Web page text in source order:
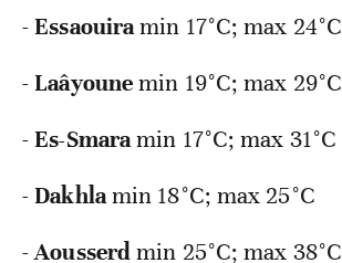
-Essaouiramin 17°C; max 24°C
-Laâyounemin 19°C; max 29°C
-Es-Smaramin 17°C; max 31°C
-Dakhlamin 18°C; max 25°C
-Aousserdmin 25°C; max 38°C